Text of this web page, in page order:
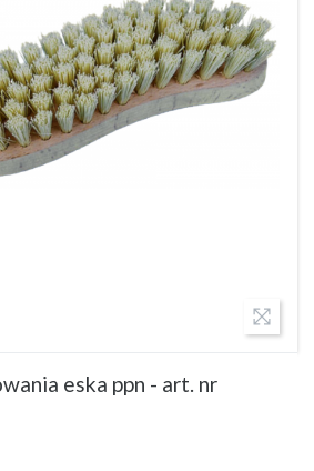
eska ppn - art. nr